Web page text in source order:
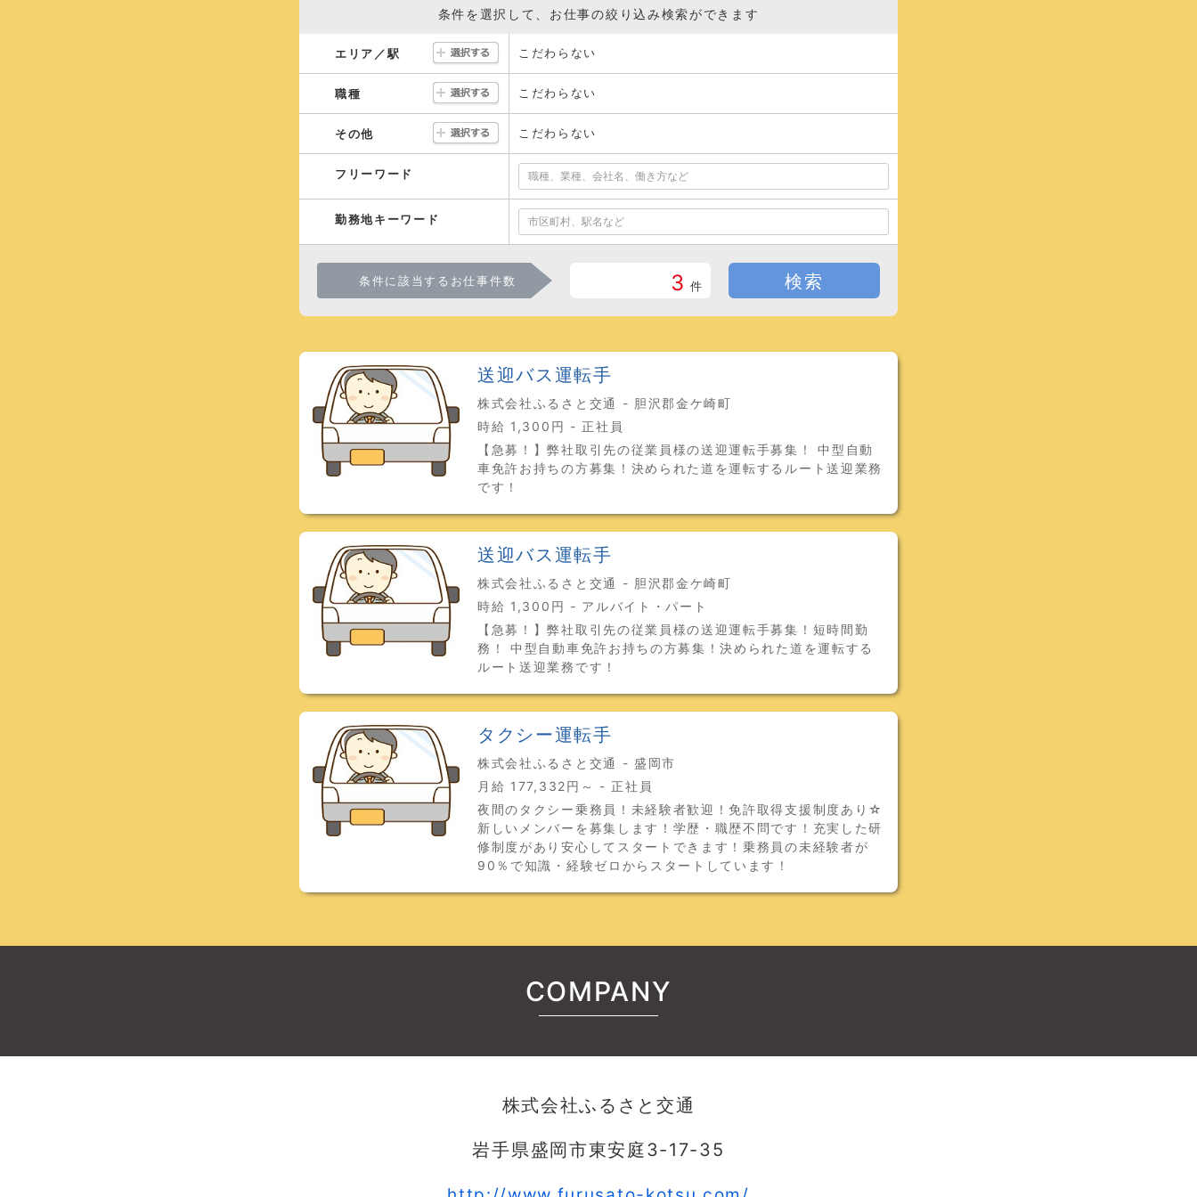
条件を選択して、お仕事の絞り込み検索ができます
エリア／駅 こだわらない
職種 こだわらない
その他 こだわらない
フリーワード
勤務地キーワード
条件に該当するお仕事件数 3 件 検索
送迎バス運転手
株式会社ふるさと交通 - 胆沢郡金ケ崎町
時給 1,300円 - 正社員
【急募！】弊社取引先の従業員様の送迎運転手募集！ 中型自動
車免許お持ちの方募集！決められた道を運転するルート送迎業務
です！
送迎バス運転手
株式会社ふるさと交通 - 胆沢郡金ケ崎町
時給 1,300円 - アルバイト・パート
【急募！】弊社取引先の従業員様の送迎運転手募集！短時間勤
務！ 中型自動車免許お持ちの方募集！決められた道を運転する
ルート送迎業務です！
タクシー運転手
株式会社ふるさと交通 - 盛岡市
月給 177,332円～ - 正社員
夜間のタクシー乗務員！未経験者歓迎！免許取得支援制度あり☆
新しいメンバーを募集します！学歴・職歴不問です！充実した研
修制度があり安心してスタートできます！乗務員の未経験者が
90％で知識・経験ゼロからスタートしています！
COMPANY
株式会社ふるさと交通
岩手県盛岡市東安庭3-17-35